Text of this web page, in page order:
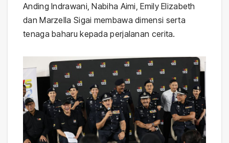
Anding Indrawani, Nabiha Aimi, Emily Elizabeth
dan Marzella Sigai membawa dimensi serta
tenaga baharu kepada perjalanan cerita.